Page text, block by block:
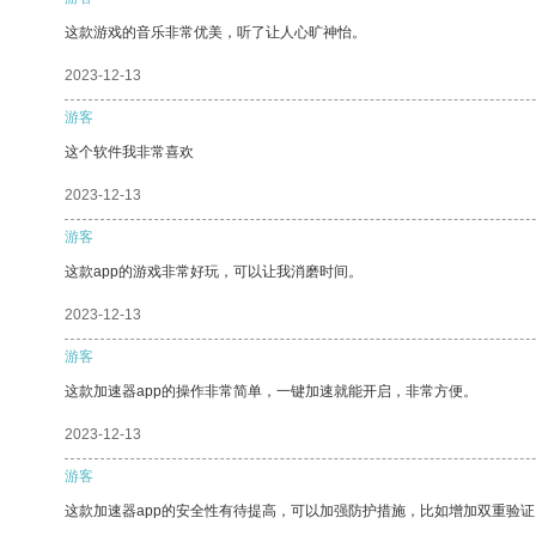
这款游戏的音乐非常优美，听了让人心旷神怡。
2023-12-13
游客
这个软件我非常喜欢
2023-12-13
游客
这款app的游戏非常好玩，可以让我消磨时间。
2023-12-13
游客
这款加速器app的操作非常简单，一键加速就能开启，非常方便。
2023-12-13
游客
这款加速器app的安全性有待提高，可以加强防护措施，比如增加双重验